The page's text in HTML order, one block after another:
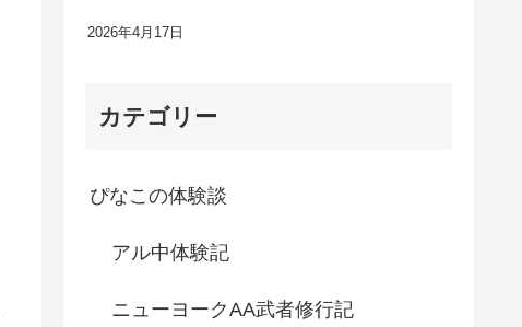
2026年4月17日
カテゴリー
ぴなこの体験談
アル中体験記
ニューヨークAA武者修行記